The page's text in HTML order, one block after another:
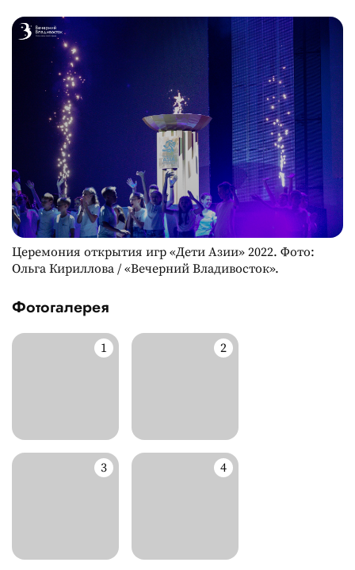
Церемония открытия игр «Дети Азии» 2022. Фото:
Ольга Кириллова / «Вечерний Владивосток».
Фотогалерея